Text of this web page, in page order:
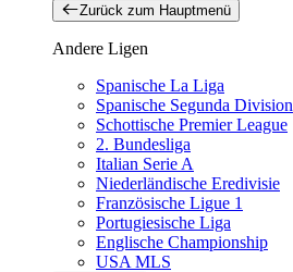
Zurück zum Hauptmenü
Andere Ligen
Spanische La Liga
Spanische Segunda Division
Schottische Premier League
2. Bundesliga
Italian Serie A
Niederländische Eredivisie
Französische Ligue 1
Portugiesische Liga
Englische Championship
USA MLS